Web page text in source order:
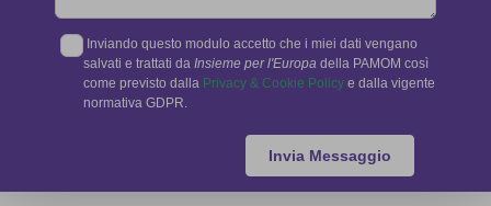
Inviando questo modulo accetto che i miei dati vengano
salvati e trattati da Insieme per l'Europa della PAMOM così
come previsto dalla Privacy & Cookie Policy e dalla vigente
normativa GDPR.
Invia Messaggio